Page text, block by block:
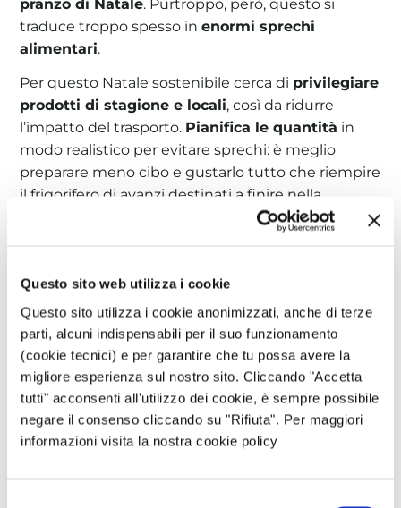
Questo sito web utilizza i cookie
Questo sito utilizza i cookie anonimizzati, anche di terze
parti, alcuni indispensabili per il suo funzionamento
(cookie tecnici) e per garantire che tu possa avere la
migliore esperienza sul nostro sito. Cliccando "Accetta
tutti" acconsenti all'utilizzo dei cookie, è sempre possibile
negare il consenso cliccando su "Rifiuta". Per maggiori
informazioni visita la nostra cookie policy
pranzo di Natale. Purtroppo, però, questo si
traduce troppo spesso inenormi sprechi
alimentari.
Per questo Natale sostenibile cerca di privilegiare
prodotti di stagione e locali, così da ridurre
l’impatto del trasporto. Pianifica le quantità in
modo realistico per evitare sprechi: è meglio
preparare meno cibo e gustarlo tutto che riempire
il frigorifero di avanzi destinati a finire nella
spazzatura. Se proprio avanzano alimenti,congela
o dividile con parenti e amici.
8. Ridurre i rifiuti durante le
feste
Durante le festività la produzione di rifiuti
aumenta del 30%. Per contenere questo impatto,
usa piatti, bicchieri e posate riutilizzabilianche
quando hai ospiti. Evita tovaglioli e tovaglie usa e